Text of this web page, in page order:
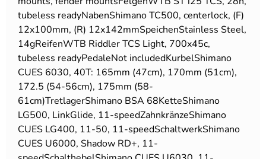
tubeless readyNabenShimano TC500, centerlock, (F)
12x100mm, (R) 12x142mmSpeichenStainless Steel,
14gReifenWTB Riddler TCS Light, 700x45c,
tubeless readyPedaleNot includedKurbelShimano
CUES 6030, 40T: 165mm (47cm), 170mm (51cm),
172.5 (54-56cm), 175mm (58-
61cm)TretlagerShimano BSA 68KetteShimano
LG500, LinkGlide, 11-speedZahnkränzeShimano
CUES LG400, 11-50, 11-speedSchaltwerkShimano
CUES U6000, Shadow RD+, 11-